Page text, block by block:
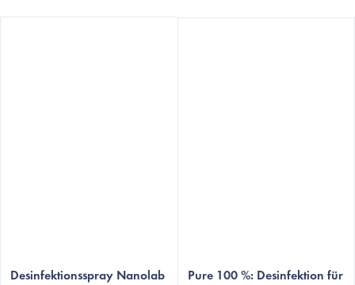
durchschnittliche
Desinfektionsspray Nanolab
durchschnittliche
Pure 100 %: Desinfektion für